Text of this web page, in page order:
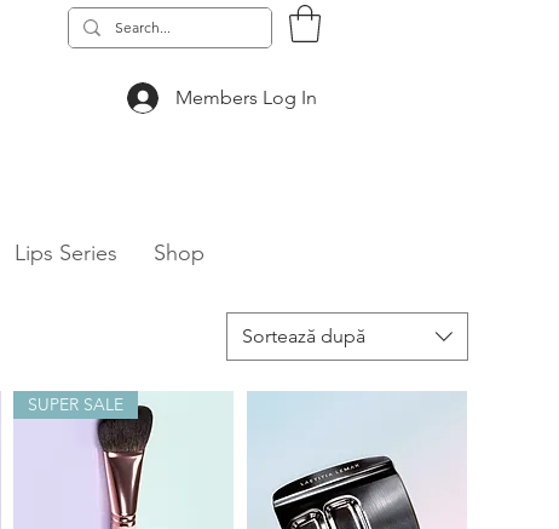
Members Log In
Lips Series Shop
Sortează după
SUPER SALE